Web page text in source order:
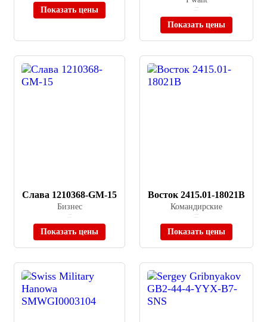
Показать цены
Показать цены
Слава 1210368-GM-15
Бизнес
Показать цены
Восток 2415.01-18021B
Командирские
Показать цены